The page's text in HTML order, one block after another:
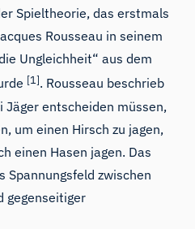
Spieltheorie, das erstmals
Rousseau in seinem
Ungleichheit“ aus dem
[1]. Rousseau beschrieb
Jäger entscheiden müssen,
um einen Hirsch zu jagen,
einen Hasen jagen. Das
Spannungsfeld zwischen
gegenseitiger